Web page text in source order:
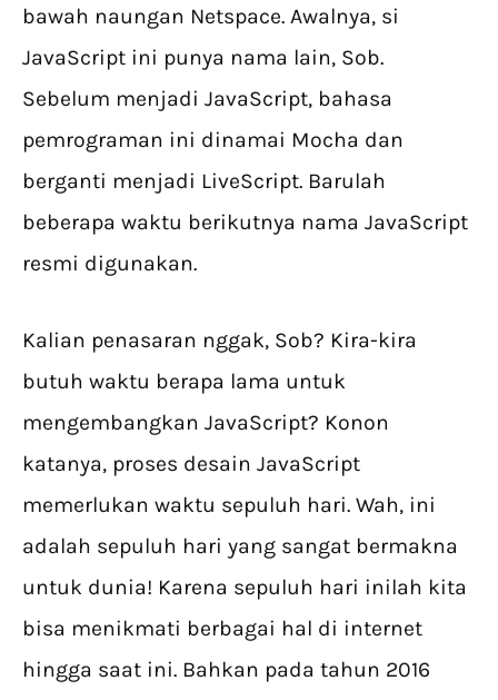
bawah naungan Netspace. Awalnya, si
JavaScript ini punya nama lain, Sob.
Sebelum menjadi JavaScript, bahasa
pemrograman ini dinamai Mocha dan
berganti menjadi LiveScript. Barulah
beberapa waktu berikutnya nama JavaScript
resmi digunakan.
Kalian penasaran nggak, Sob? Kira-kira
butuh waktu berapa lama untuk
mengembangkan JavaScript? Konon
katanya, proses desain JavaScript
memerlukan waktu sepuluh hari. Wah, ini
adalah sepuluh hari yang sangat bermakna
untuk dunia! Karena sepuluh hari inilah kita
bisa menikmati berbagai hal di internet
hingga saat ini. Bahkan pada tahun 2016